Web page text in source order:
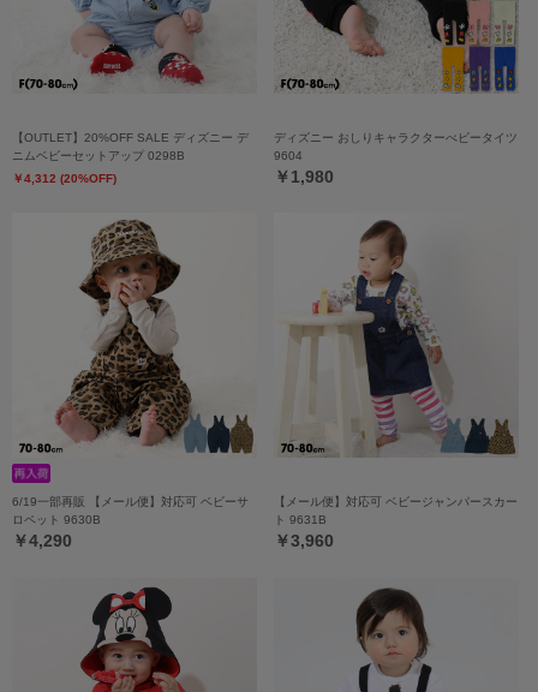
【OUTLET】20%OFF SALE ディズニー デ
ニムベビーセットアップ 0298B
￥4,312 (20%OFF)
ディズニー おしりキャラクターべビータイツ
9604
￥1,980
6/19一部再販 【メール便】対応可 ベビーサ
ロペット 9630B
￥4,290
【メール便】対応可 ベビージャンパースカー
ト 9631B
￥3,960